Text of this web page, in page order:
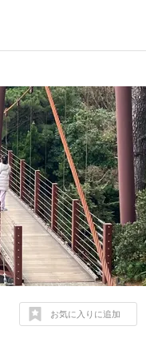
お気に入りに追加